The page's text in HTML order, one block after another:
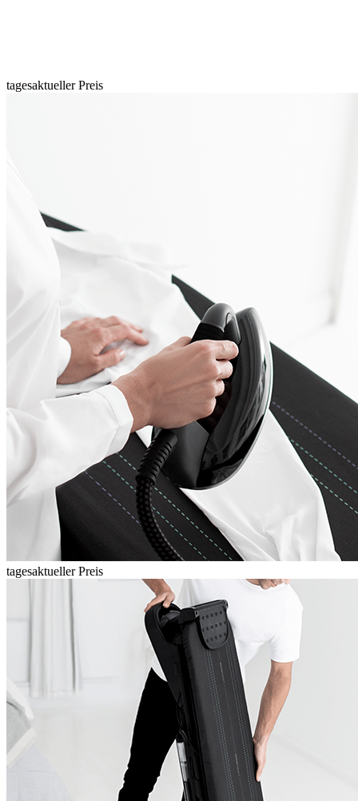
tagesaktueller Preis
tagesaktueller Preis